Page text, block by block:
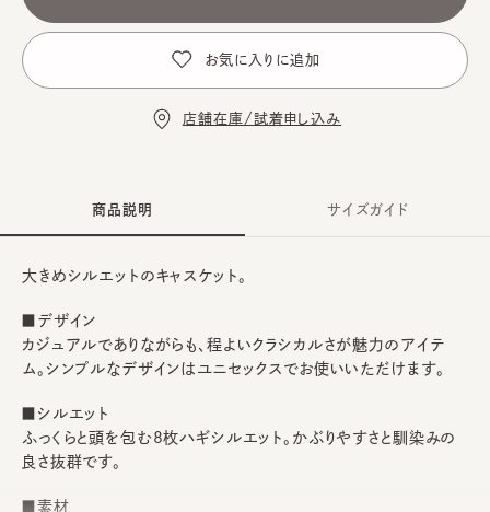
お気に入りに追加
店舗在庫/試着申し込み
商品説明
大きめシルエットのキャスケット。
■デザイン
カジュアルでありながらも、程よいクラシカルさが魅力のアイテ
ム。シンプルなデザインはユニセックスでお使いいただけます。
■シルエット
ふっくらと頭を包む8枚ハギシルエット。かぶりやすさと馴染みの
良さ抜群です。
■素材
サイズガイド